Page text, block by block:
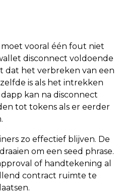
moet vooral één fout niet
disconnect voldoende
dat het verbreken van een
is als het intrekken
kan na disconnect
tot tokens als er eerder
zo effectief blijven. De
om een seed phrase.
of handtekening al
contract ruimte te